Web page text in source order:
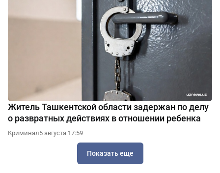
Житель Ташкентской области задержан по делу
о развратных действиях в отношении ребенка
Криминал5 августа 17:59
Показать еще